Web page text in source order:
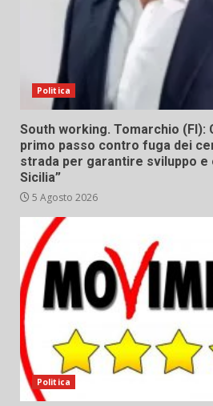
Politica
South working. Tomarchio
primo passo contro fuga dei
strada per garantire sviluppo e
Sicilia”
5 Agosto 2026
Politica